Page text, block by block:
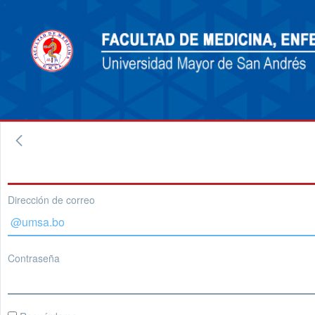
Dirección de correo
Contraseña